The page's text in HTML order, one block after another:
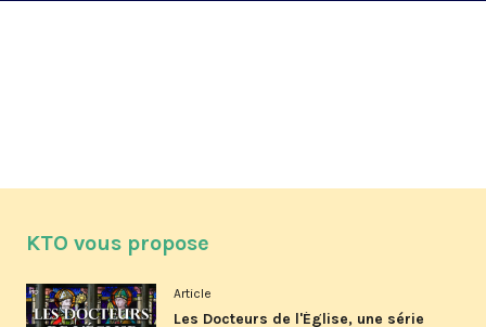
KTO vous propose
Article
Les Docteurs de l'Église, une série